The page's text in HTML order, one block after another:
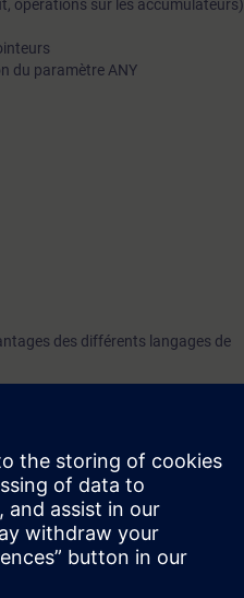
opérations sur les accumulateurs)
du paramètre ANY
des différents langages de
et de défauts.
l'utilisation de paramètres
la remontée de messages
Micromaster.